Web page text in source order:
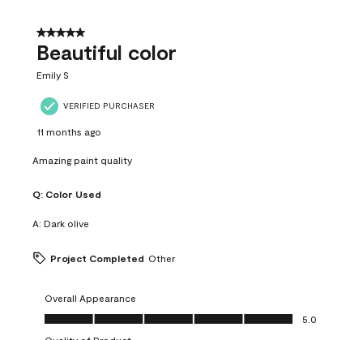
5 out of 5 stars.
Beautiful color
Emily S
VERIFIED PURCHASER
11 months ago
Amazing paint quality
Q: Color Used
A: Dark olive
Project Completed Other
Overall Appearance
Overall Appearance, 5.0 out of 5
5.0